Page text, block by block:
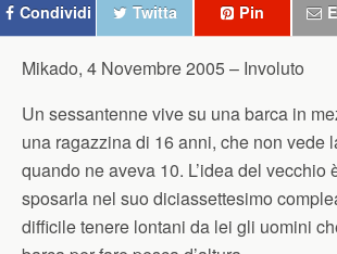
Condividi Twitta Pin
Mikado, 4 Novembre 2005 – Involuto
Un sessantenne vive su una barca in
una ragazzina di 16 anni, che non vede
quando ne aveva 10. L’idea del vecchio
sposarla nel suo diciassettesimo
difficile tenere lontani da lei gli uomini